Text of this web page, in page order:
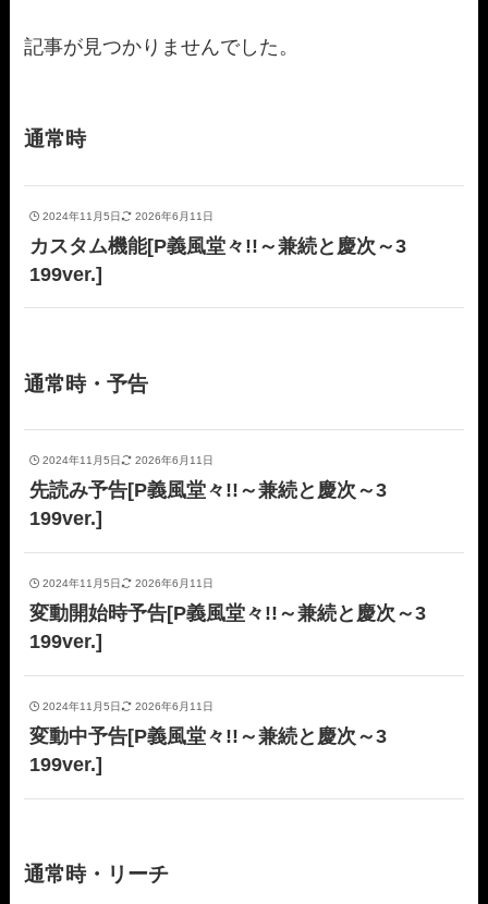
記事が見つかりませんでした。
通常時
2024年11月5日 2026年6月11日
カスタム機能[P義風堂々!!～兼続と慶次～3
199ver.]
通常時・予告
2024年11月5日 2026年6月11日
先読み予告[P義風堂々!!～兼続と慶次～3
199ver.]
2024年11月5日 2026年6月11日
変動開始時予告[P義風堂々!!～兼続と慶次～3
199ver.]
2024年11月5日 2026年6月11日
変動中予告[P義風堂々!!～兼続と慶次～3
199ver.]
通常時・リーチ